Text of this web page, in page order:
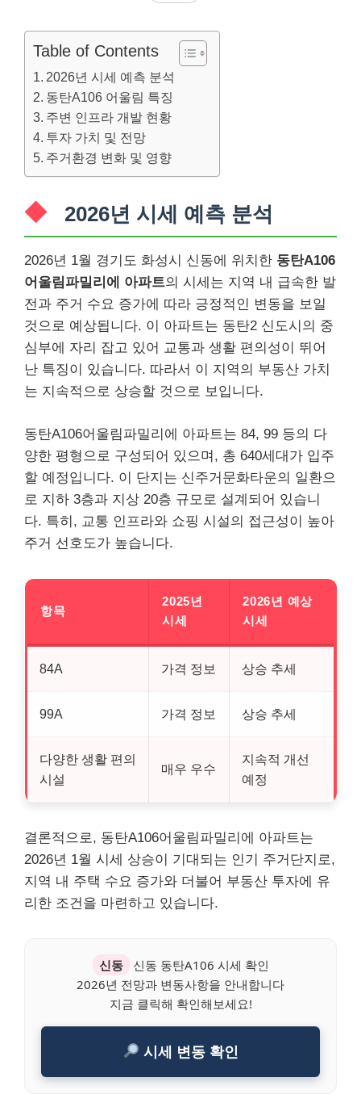
Table of Contents
2026년 시세 예측 분석
동탄A106 어울림 특징
주변 인프라 개발 현황
투자 가치 및 전망
주거환경 변화 및 영향
2026년 시세 예측 분석
2026년 1월 경기도 화성시 신동에 위치한 동탄A106
어울림파밀리에 아파트의 시세는 지역 내 급속한 발
전과 주거 수요 증가에 따라 긍정적인 변동을 보일
것으로 예상됩니다. 이 아파트는 동탄2 신도시의 중
심부에 자리 잡고 있어 교통과 생활 편의성이 뛰어
난 특징이 있습니다. 따라서 이 지역의 부동산 가치
는 지속적으로 상승할 것으로 보입니다.
동탄A106어울림파밀리에 아파트는 84, 99 등의 다
양한 평형으로 구성되어 있으며, 총 640세대가 입주
할 예정입니다. 이 단지는 신주거문화타운의 일환으
로 지하 3층과 지상 20층 규모로 설계되어 있습니
다. 특히, 교통 인프라와 쇼핑 시설의 접근성이 높아
주거 선호도가 높습니다.
항목
2025년
시세
2026년 예상
시세
84A 가격 정보 상승 추세
99A 가격 정보 상승 추세
다양한 생활 편의
시설
매우 우수
지속적 개선
예정
결론적으로, 동탄A106어울림파밀리에 아파트는
2026년 1월 시세 상승이 기대되는 인기 주거단지로,
지역 내 주택 수요 증가와 더불어 부동산 투자에 유
리한 조건을 마련하고 있습니다.
신동
신동 동탄A106 시세 확인
2026년 전망과 변동사항을 안내합니다
지금 클릭해 확인해보세요!
시세 변동 확인